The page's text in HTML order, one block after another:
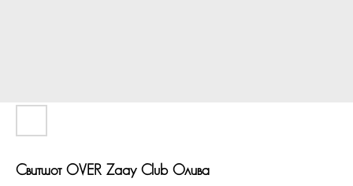
Свитшот OVER Zaay Club Олива